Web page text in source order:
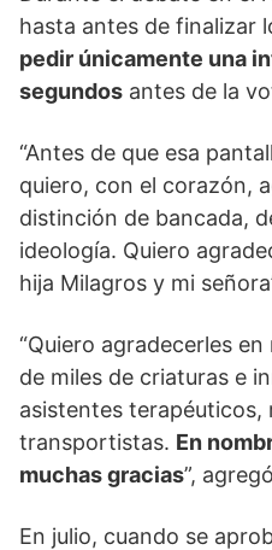
hasta antes de finalizar
pedir únicamente una
segundos antes de la
“Antes de que esa
quiero, con el corazón,
distinción de bancada,
ideología. Quiero
hija Milagros y mi
“Quiero agradecerles
de miles de criaturas e
asistentes terapéuticos,
transportistas. En
muchas gracias”,
En julio, cuando se